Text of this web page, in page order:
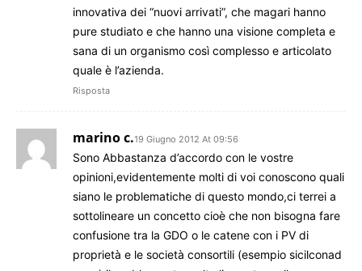
innovativa dei “nuovi arrivati”, che magari hanno
pure studiato e che hanno una visione completa e
sana di un organismo così complesso e articolato
quale è l’azienda.
Risposta
marino c.19 Giugno 2012 At 09:56
Sono Abbastanza d’accordo con le vostre
opinioni,evidentemente molti di voi conoscono quali
siano le problematiche di questo mondo,ci terrei a
sottolineare un concetto cioè che non bisogna fare
confusione tra la GDO o le catene con i PV di
proprietà e le società consortili (esempio sicilconad